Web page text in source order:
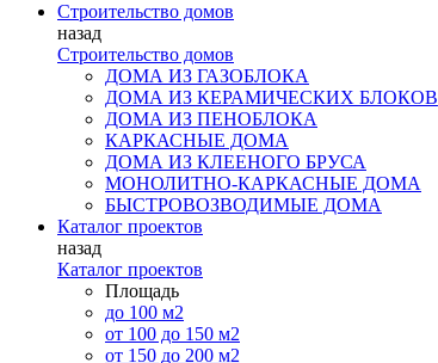
Строительство домов
назад
Строительство домов
ДОМА ИЗ ГАЗОБЛОКА
ДОМА ИЗ КЕРАМИЧЕСКИХ БЛОКОВ
ДОМА ИЗ ПЕНОБЛОКА
КАРКАСНЫЕ ДОМА
ДОМА ИЗ КЛЕЕНОГО БРУСА
МОНОЛИТНО-КАРКАСНЫЕ ДОМА
БЫСТРОВОЗВОДИМЫЕ ДОМА
Каталог проектов
назад
Каталог проектов
Площадь
до 100 м2
от 100 до 150 м2
от 150 до 200 м2